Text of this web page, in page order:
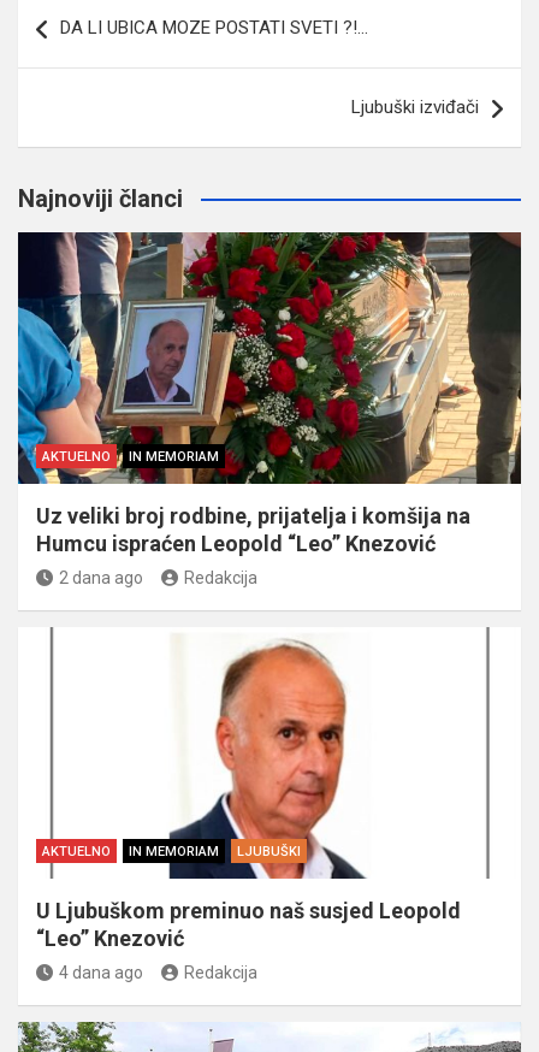
članaka
DA LI UBICA MOZE POSTATI SVETI ?!…
Ljubuški izviđači
Najnoviji članci
AKTUELNO IN MEMORIAM
Uz veliki broj rodbine, prijatelja i komšija na
Humcu ispraćen Leopold “Leo” Knezović
2 dana ago Redakcija
AKTUELNO IN MEMORIAM LJUBUŠKI
U Ljubuškom preminuo naš susjed Leopold
“Leo” Knezović
4 dana ago Redakcija